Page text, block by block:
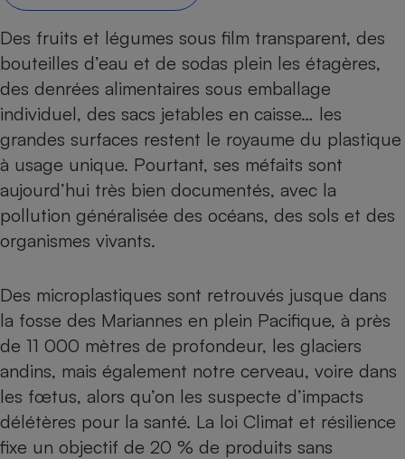
Des fruits et légumes sous film transparent, des
bouteilles d’eau et de sodas plein les étagères,
des denrées alimentaires sous emballage
individuel, des sacs jetables en caisse… les
grandes surfaces restent le royaume du plastique
à usage unique. Pourtant, ses méfaits sont
aujourd’hui très bien documentés, avec la
pollution généralisée des océans, des sols et des
organismes vivants.
Des microplastiques sont retrouvés jusque dans
la fosse des Mariannes en plein Pacifique, à près
de 11 000 mètres de profondeur, les glaciers
andins, mais également notre cerveau, voire dans
les fœtus, alors qu’on les suspecte d’impacts
délétères pour la santé. La loi Climat et résilience
fixe un objectif de 20 % de produits sans
Complément
alimentaire
bouteille
Assurance emprunteur
Banque
Petit électroménager -
Plaque de cuisson à
Téléphone mobile -
Smartphone
Matelas
Radiateur électrique
Mutuelle